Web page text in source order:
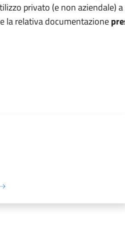
privato (e non aziendale)
la relativa documentazione